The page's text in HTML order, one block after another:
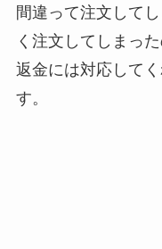
間違って注文して
く注文してしまっ
返金には対応して
す。